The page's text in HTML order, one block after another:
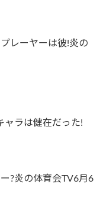
レーヤーは彼!炎の
ャラは健在だった!
?炎の体育会TV6月6